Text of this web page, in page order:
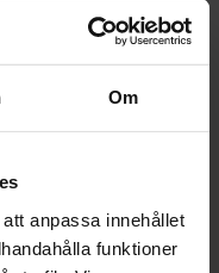
Om
anpassa innehållet
funktioner
20-pack